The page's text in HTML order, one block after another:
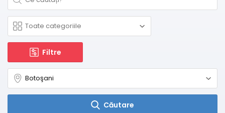
Filtre
Căutare